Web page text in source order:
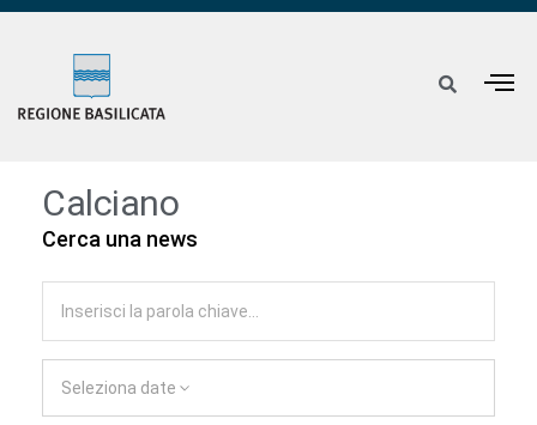
Calciano
Cerca una news
Seleziona date